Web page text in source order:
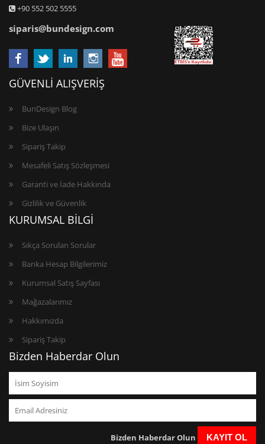
+90 552 502 5555
siparis@bundesign.com
GÜVENLİ ALIŞVERİŞ
BunDesign Blog
Bize Ulaşın
Sipariş Takip
Mesafeli Satış Sözleşmesi
Garanti ve İade Hakkında
Gizlilik ve Güvenlik
KURUMSAL BİLGİ
Sıkça Sorulan Sorular
Banka Hesap Bilgilerimiz
Kurumsal Satış Sayfası
Mağazalarımız
Hakkımızda
Sipariş Takip
Bizden Haberdar Olun
Bizden Haberdar Olun KAYIT OL